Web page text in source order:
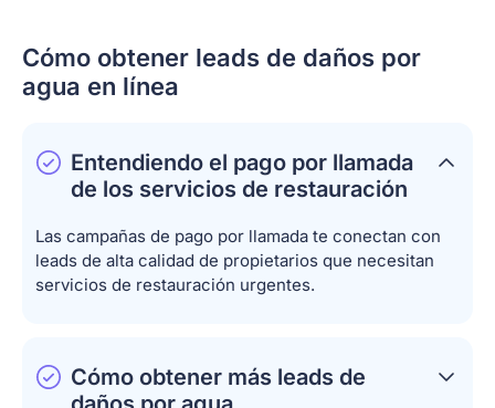
Cómo obtener leads de daños por
agua en línea
Entendiendo el pago por llamada
de los servicios de restauración
Las campañas de pago por llamada te conectan con
leads de alta calidad de propietarios que necesitan
servicios de restauración urgentes.
Cómo obtener más leads de